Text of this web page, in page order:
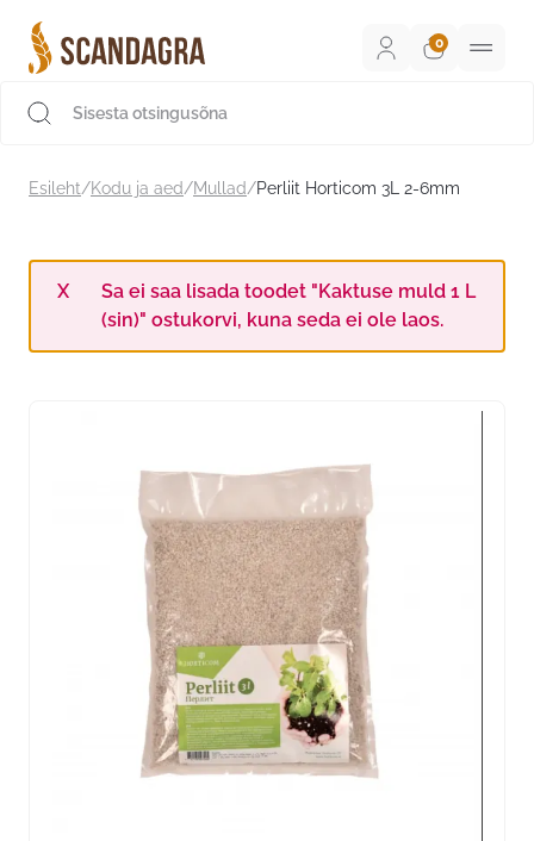
sisu
juurde
Esileht/Kodu ja aed/Mullad/Perliit Horticom 3L 2-6mm
Sa ei saa lisada toodet "Kaktuse muld 1 L
(sin)" ostukorvi, kuna seda ei ole laos.